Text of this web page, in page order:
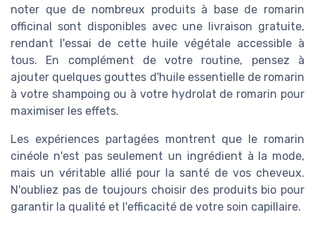
noter que de nombreux produits à base de romarin
officinal sont disponibles avec une livraison gratuite,
rendant l'essai de cette huile végétale accessible à
tous. En complément de votre routine, pensez à
ajouter quelques gouttes d'huile essentielle de romarin
à votre shampoing ou à votre hydrolat de romarin pour
maximiser les effets.
Les expériences partagées montrent que le romarin
cinéole n'est pas seulement un ingrédient à la mode,
mais un véritable allié pour la santé de vos cheveux.
N'oubliez pas de toujours choisir des produits bio pour
garantir la qualité et l'efficacité de votre soin capillaire.